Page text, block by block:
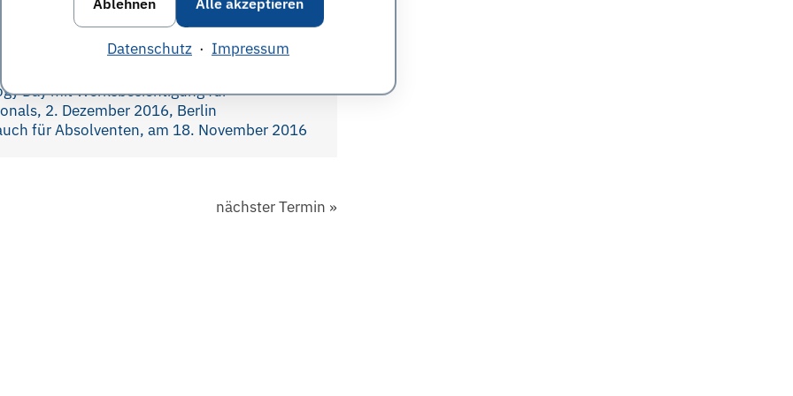
Datenschutz · Impressum
CV-Check und direkter Kontakt
und Absolventen, 13. Januar 2017,
Day mit Werksbesichtigung für
2. Dezember 2016, Berlin
für Absolventen, am 18. November 2016
nächster Termin »